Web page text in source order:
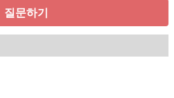
질문하기